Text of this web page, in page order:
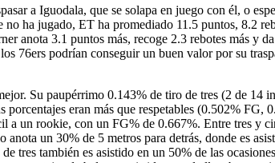
a Iguodala, que se solapa en juego con él, o
ha jugado, ET ha promediado 11.5 puntos, 8.2
anota 3.1 puntos más, recoge 2.3 rebotes más y
76ers podrían conseguir un buen valor por su
Su paupérrimo 0.143% de tiro de tres (2 de 14
eran más que respetables (0.502% FG,
un rookie, con un FG% de 0.667%. Entre tres y
un 30% de 5 metros para detrás, donde es
tres también es asistido en un 50% de las